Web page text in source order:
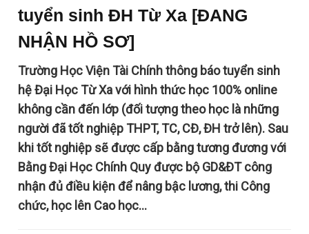
tuyển sinh ĐH Từ Xa [ĐANG
NHẬN HỒ SƠ]
Trường Học Viện Tài Chính thông báo tuyển sinh
hệ Đại Học Từ Xa với hình thức học 100% online
không cần đến lớp (đối tượng theo học là những
người đã tốt nghiệp THPT, TC, CĐ, ĐH trở lên). Sau
khi tốt nghiệp sẽ được cấp bằng tương đương với
Bằng Đại Học Chính Quy được bộ GD&ĐT công
nhận đủ điều kiện để nâng bậc lương, thi Công
chức, học lên Cao học…